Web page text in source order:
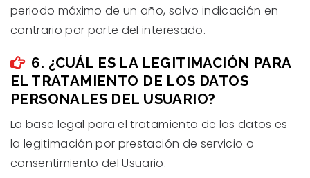
periodo máximo de un año, salvo indicación en
contrario por parte del interesado.
6. ¿CUÁL ES LA LEGITIMACIÓN PARA
EL TRATAMIENTO DE LOS DATOS
PERSONALES DEL USUARIO?
La base legal para el tratamiento de los datos es
la legitimación por prestación de servicio o
consentimiento del Usuario.